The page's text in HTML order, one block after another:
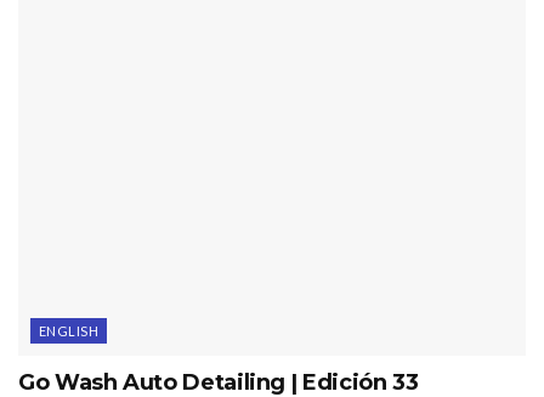
ENGLISH
Go Wash Auto Detailing | Edición 33